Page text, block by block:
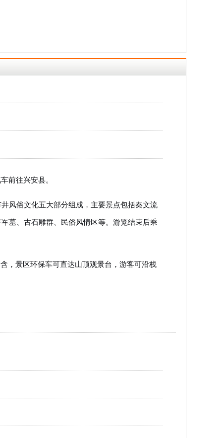
前往兴安县。
风俗文化五大部分组成，主要景点包括秦文流
墓、古石雕群、民俗风情区等。游览结束后乘
，景区环保车可直达山顶观景台，游客可沿栈